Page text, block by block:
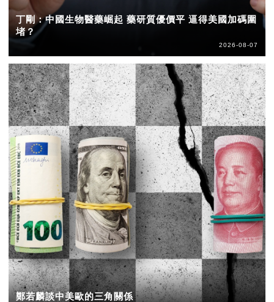
丁剛：中國生物醫藥崛起 藥研質優價平 逼得美國加碼圍
堵？
2026-08-07
鄭若麟談中美歐的三角關係